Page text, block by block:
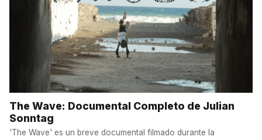
The Wave: Documental Completo de Julian
Sonntag
'The Wave' es un breve documental filmado durante la